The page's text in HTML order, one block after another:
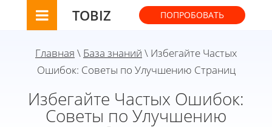
TOBIZ ПОПРОБОВАТЬ
Главная \ База знаний \ Избегайте Частых
Ошибок: Советы по Улучшению Страниц
Избегайте Частых Ошибок:
Советы по Улучшению